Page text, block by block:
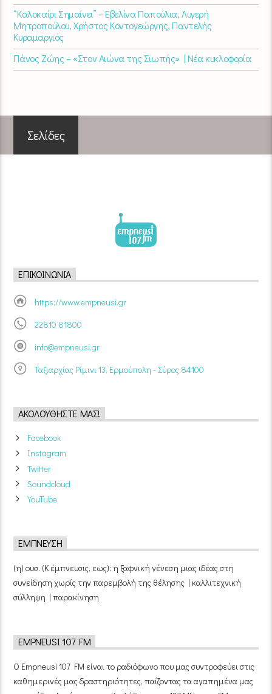
“Καλοκαίρι Σημαίνει” – Εβελίνα Παπούλια, Λυγερή
Μητροπούλου, Χρήστος Κοντογεώργης, Παντελής
Κυραμαργιός
Πάνος Ζώης – «Στον Αιώνα της Σιωπής» | Νέα κυκλοφορία
Σελίδες
ΕΠΙΚΟΙΝΩΝΊΑ
https://www.empneusi.gr
22810 81800
info@empneusi.gr
Ταξιαρχίας Ρίμινι 13, Ερμούπολη - Σύρος 84100
ΑΚΟΛΟΥΘΉΣΤΕ ΜΑΣ!
Facebook
Instagram
Twitter
Soundcloud
YouTube
ΈΜΠΝΕΥΣΗ
(η) ουσ. (Κ έμπνευσις, εως): η ξαφνική γένεση μιας ιδέας στη
συνείδηση χωρίς την παρεμβολή της θέλησης | καλλιτεχνική
σύλληψη | παρακίνηση
EMPNEUSI 107 FM
Ο Empneusi 107 FM είναι το ραδιόφωνο που μας συντροφεύει στις
καθημερινές μας δραστηριότητες, παίζοντας τα αγαπημένα μας